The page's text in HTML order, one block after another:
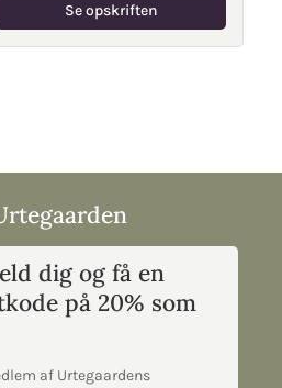
Se opskriften
dig og få en
på 20% som
af Urtegaardens